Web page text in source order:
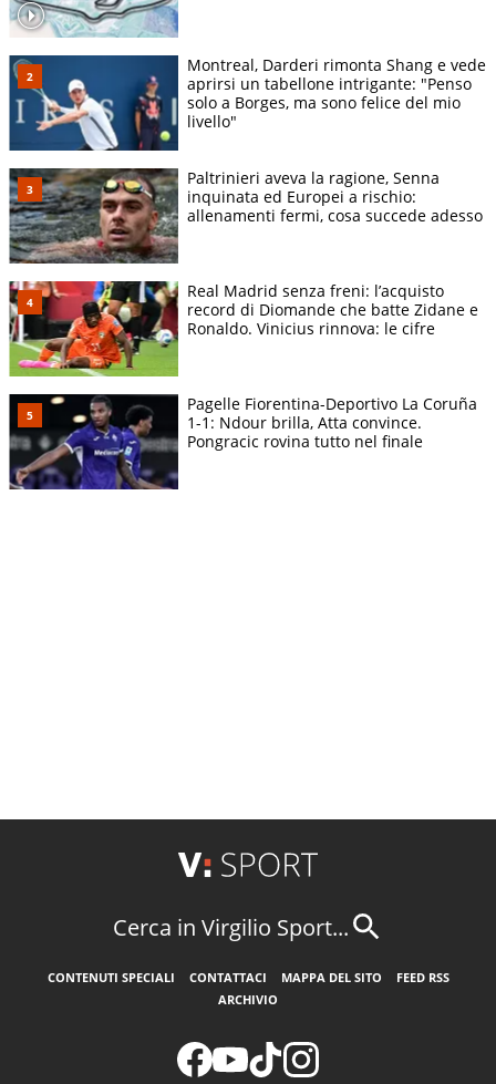
Montreal, Darderi rimonta Shang e vede
aprirsi un tabellone intrigante: "Penso
solo a Borges, ma sono felice del mio
livello"
Paltrinieri aveva la ragione, Senna
inquinata ed Europei a rischio:
allenamenti fermi, cosa succede adesso
Real Madrid senza freni: l’acquisto
record di Diomande che batte Zidane e
Ronaldo. Vinicius rinnova: le cifre
Pagelle Fiorentina-Deportivo La Coruña
1-1: Ndour brilla, Atta convince.
Pongracic rovina tutto nel finale
Cerca in Virgilio Sport...
CONTENUTI SPECIALI CONTATTACI MAPPA DEL SITO
FEED RSS
ARCHIVIO